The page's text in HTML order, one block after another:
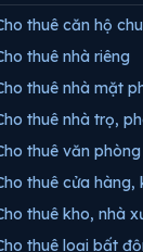
thuê căn hộ
thuê nhà riêng
thuê nhà mặt
thuê nhà trọ,
thuê văn phòng
thuê cửa hàng,
thuê kho, nhà
thuê loại bất